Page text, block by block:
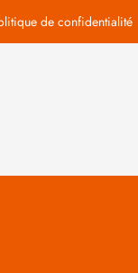
de confidentialité